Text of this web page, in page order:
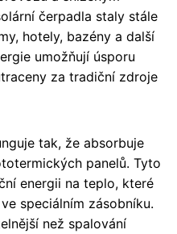
čerpadla staly stále
hotely, bazény a další
umožňují úsporu
za tradiční zdroje
tak, že absorbuje
panelů. Tyto
energii na teplo, které
speciálním zásobníku.
než spalování